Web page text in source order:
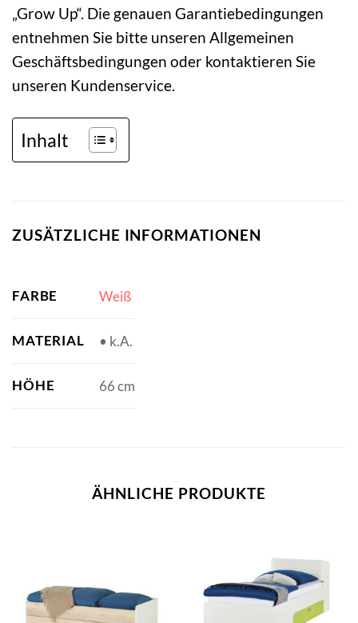
„Grow Up“. Die genauen Garantiebedingungen
entnehmen Sie bitte unseren Allgemeinen
Geschäftsbedingungen oder kontaktieren Sie
unseren Kundenservice.
Inhalt
ZUSÄTZLICHE INFORMATIONEN
FARBE Weiß
MATERIAL • k.A.
HÖHE 66 cm
ÄHNLICHE PRODUKTE